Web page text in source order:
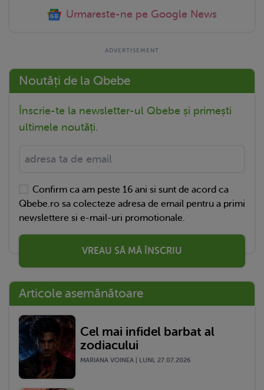
Urmareste-ne pe Google News
Noutăți de la Qbebe
Înscrie-te la newsletter-ul Qbebe și primești
ultimele noutăți.
Confirm ca am peste 16 ani si sunt de acord ca
Qbebe.ro sa colecteze adresa de email pentru a primi
newslettere si e-mail-uri promotionale.
VREAU SĂ MĂ ÎNSCRIU
Articole asemănătoare
Cel mai infidel barbat al
zodiacului
MARIANA VOINEA | LUNI, 27.07.2026